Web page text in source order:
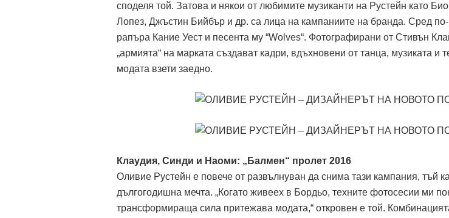
споделя той. Затова и някои от любимите музиканти на Рустейн като
Лопез, Джъстин Бийбър и др. са лица на кампаниите на бранда. Сред по-
рапъра Кание Уест и песента му “Wolves“. Фотографирани от Стивън
„армията“ на марката създават кадри, вдъхновени от танца, музиката и
модата взети заедно.
Клаудия, Синди и Наоми: „Балмен“ пролет 2016
Оливие Рустейн е повече от развълнуван да снима тази кампания, тъй
дългогодишна мечта. „Когато живеех в Бордьо, техните фотосесии ми
трансформираща сила притежава модата,“ откровен е той.